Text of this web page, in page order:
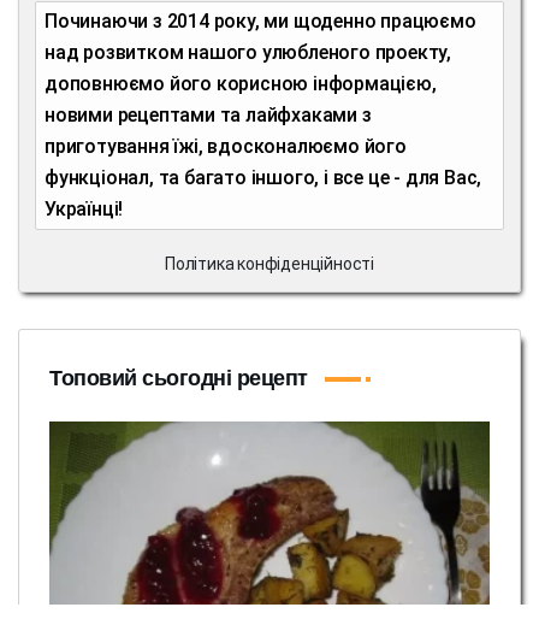
Починаючи з 2014 року, ми щоденно працюємо
над розвитком нашого улюбленого проекту,
доповнюємо його корисною інформацією,
новими рецептами та лайфхаками з
приготування їжі, вдосконалюємо його
функціонал, та багато іншого, і все це - для Вас,
Українці!
Політика конфіденційності
Топовий сьогодні рецепт